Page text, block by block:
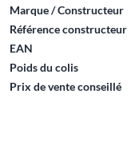
Marque / Constructeur
Référence constructeur
EAN
Poids du colis
Prix de vente conseillé